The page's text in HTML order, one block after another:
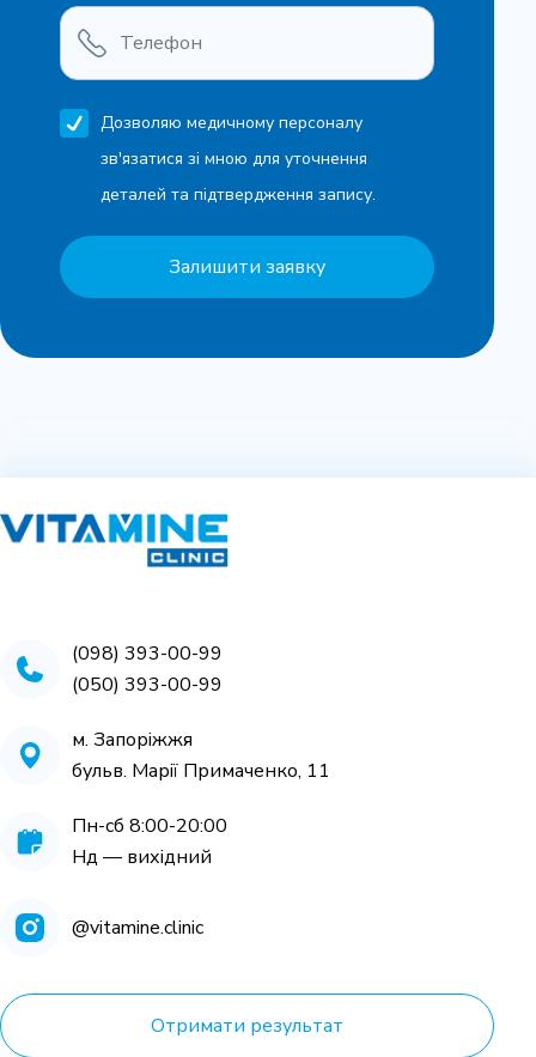
Дозволяю медичному персоналу
зв'язатися зі мною для уточнення
деталей та підтвердження запису.
Залишити заявку
(098) 393-00-99
(050) 393-00-99
м. Запоріжжя
бульв. Марії Примаченко, 11
Пн-cб 8:00-20:00
Нд — вихідний
@vitamine.clinic
Отримати результат